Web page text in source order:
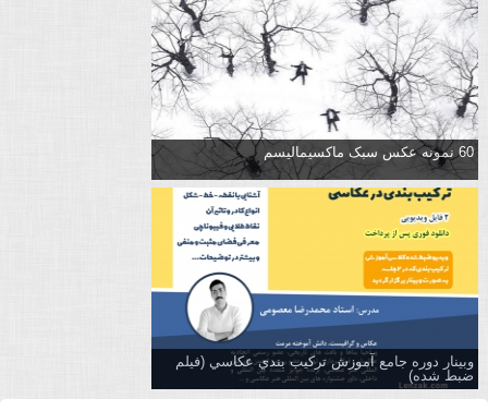
60 نمونه عکس سبک ماکسیمالیسم
وبینار دوره جامع آموزش تركيب بندي عكاسي (فیلم
ضبط شده)